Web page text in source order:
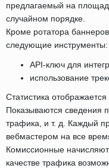
предлагаемый на
случайном порядке.
Кроме ротатора
следующие инструменты:
API-ключ для
использование
Статистика
Показываются сведения
трафика, и т. д. Каждый
вебмастером на все
Комиссионные
качестве трафика